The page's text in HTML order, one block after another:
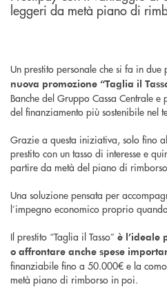
leggeri da metà piano di
Un prestito personale che si fa in due
nuova promozione “Taglia il
Banche del Gruppo Cassa Centrale
del finanziamento più sostenibile nel
Grazie a questa iniziativa, solo fino
prestito con un tasso di interesse e
partire da metà del piano di
Una soluzione pensata per
l’impegno economico proprio
Il prestito “Taglia il Tasso” è l’ideale
o affrontare anche spese
finanziabile fino a 50.000€ e la
metà piano di rimborso in poi.